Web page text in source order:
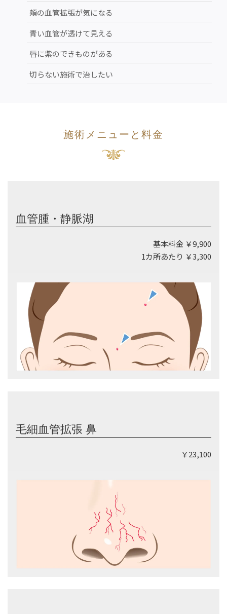
頬の血管拡張が気になる
青い血管が透けて見える
唇に紫のできものがある
切らない施術で治したい
施術メニューと料金
血管腫・静脈湖
基本料金 ￥9,900
1カ所あたり ￥3,300
毛細血管拡張 鼻
￥23,100